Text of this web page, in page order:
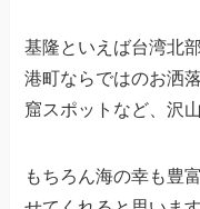
基隆といえば台湾北
港町ならではのお洒
窟スポットなど、沢
もちろん海の幸も豊